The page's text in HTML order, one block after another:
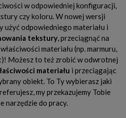
w odpowiedniej konfiguracji,
czy koloru. W nowej wersji
użyć odpowiedniego materiału i
tekstury, przeciągnąć na
materiału (np. marmuru,
Możesz to też zrobić w odwrotnej
materiału i przeciągając
obiekt. To Ty wybierasz jaki
my przekazujemy Tobie
narzędzie do pracy.